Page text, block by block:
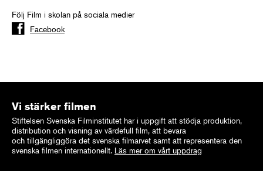
Följ Film i skolan på sociala medier
Facebook
Vi stärker filmen
Stiftelsen Svenska Filminstitutet har i uppgift att stödja produktion,
distribution och visning av värdefull film, att bevara
och tillgängliggöra det svenska filmarvet samt att representera den
svenska filmen internationellt. Läs mer om vårt uppdrag